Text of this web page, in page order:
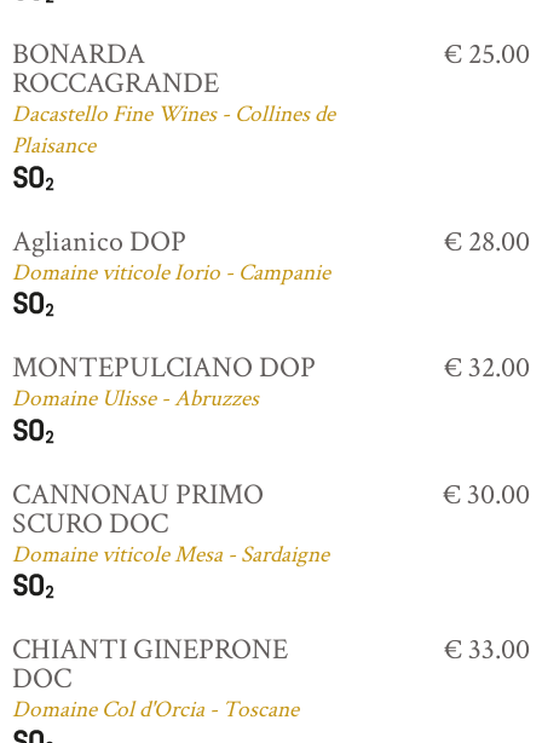
BONARDA
ROCCAGRANDE
Dacastello Fine Wines - Collines de
Plaisance
€ 25.00
Aglianico DOP
Domaine viticole Iorio - Campanie
€ 28.00
MONTEPULCIANO DOP
Domaine Ulisse - Abruzzes
€ 32.00
CANNONAU PRIMO
SCURO DOC
Domaine viticole Mesa - Sardaigne
€ 30.00
CHIANTI GINEPRONE
DOC
Domaine Col d'Orcia - Toscane
€ 33.00